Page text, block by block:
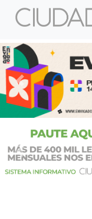
Previous
Previous